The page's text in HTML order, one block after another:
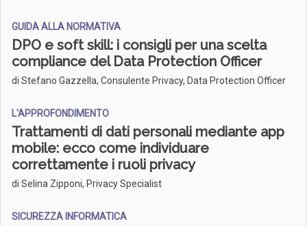
GUIDA ALLA NORMATIVA
DPO e soft skill: i consigli per una scelta
compliance del Data Protection Officer
di Stefano Gazzella, Consulente Privacy, Data Protection Officer
L'APPROFONDIMENTO
Trattamenti di dati personali mediante app
mobile: ecco come individuare
correttamente i ruoli privacy
di Selina Zipponi, Privacy Specialist
SICUREZZA INFORMATICA